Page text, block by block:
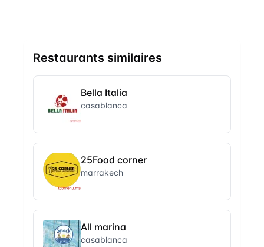
Restaurants similaires
Bella Italia
casablanca
25Food corner
marrakech
All marina
casablanca